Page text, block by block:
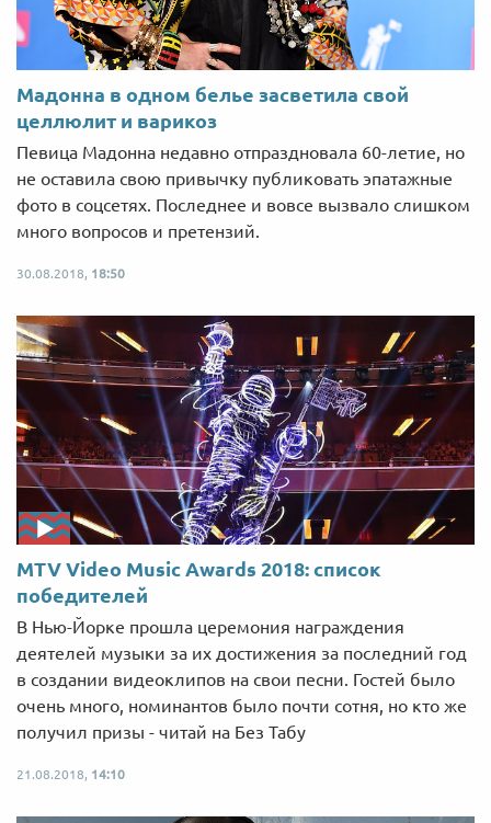
Мадонна в одном белье засветила свой
целлюлит и варикоз
Певица Мадонна недавно отпраздновала 60-летие, но
не оставила свою привычку публиковать эпатажные
фото в соцсетях. Последнее и вовсе вызвало слишком
много вопросов и претензий.
30.08.2018, 18:50
MTV Video Music Awards 2018: список
победителей
В Нью-Йорке прошла церемония награждения
деятелей музыки за их достижения за последний год
в создании видеоклипов на свои песни. Гостей было
очень много, номинантов было почти сотня, но кто же
получил призы - читай на Без Табу
21.08.2018, 14:10